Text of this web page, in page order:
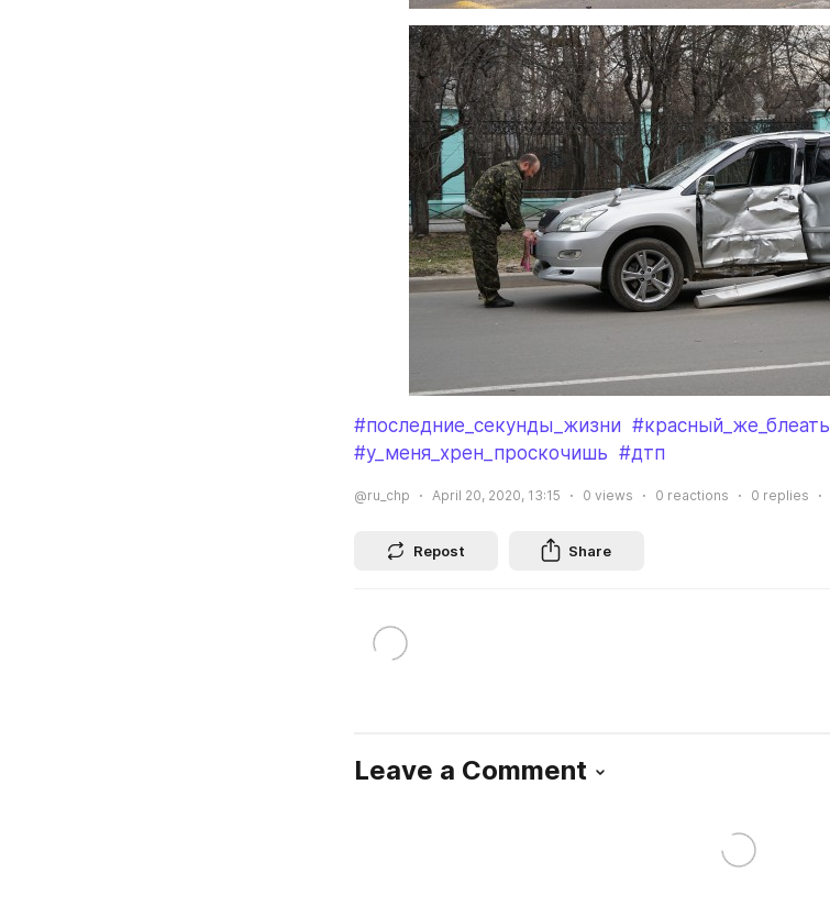
#последние_секунды_жизни #красный_же_блеать
#у_меня_хрен_проскочишь #дтп
@ru_chp April 20, 2020, 13:15 0 views 0 reactions 0 replies
Repost Share
Leave a Comment